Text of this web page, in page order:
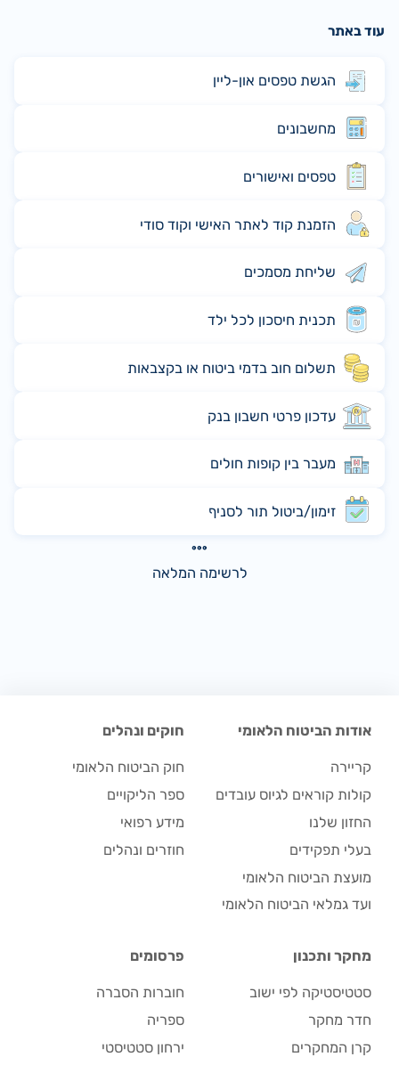
עוד באתר
הגשת טפסים און-ליין
מחשבונים
טפסים ואישורים
הזמנת קוד לאתר האישי וקוד סודי
שליחת מסמכים
תכנית חיסכון לכל ילד
תשלום חוב בדמי ביטוח או בקצבאות
עדכון פרטי חשבון בנק
מעבר בין קופות חולים
זימון/ביטול תור לסניף
לרשימה המלאה
אודות הביטוח הלאומי
קריירה
קולות קוראים לגיוס עובדים
החזון שלנו
בעלי תפקידים
מועצת הביטוח הלאומי
ועד גמלאי הביטוח הלאומי
חוקים ונהלים
חוק הביטוח הלאומי
ספר הליקויים
מידע רפואי
חוזרים ונהלים
מחקר ותכנון
סטטיסטיקה לפי ישוב
חדר מחקר
קרן המחקרים
פרסומים
חוברות הסברה
ספריה
ירחון סטטיסטי